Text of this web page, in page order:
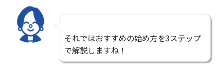
それではおすすめの始め方を3ステップ
で解説しますね！